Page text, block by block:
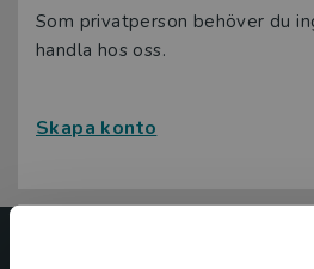
Som privatperson behöver du
handla hos oss.
Skapa konto